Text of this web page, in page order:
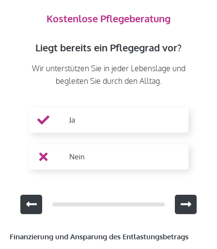
Kostenlose Pflegeberatung
Liegt bereits ein Pflegegrad vor?
Wir unterstützen Sie in jeder Lebenslage und
begleiten Sie durch den Alltag.
Ja
Nein
Finanzierung und Ansparung des Entlastungsbetrags